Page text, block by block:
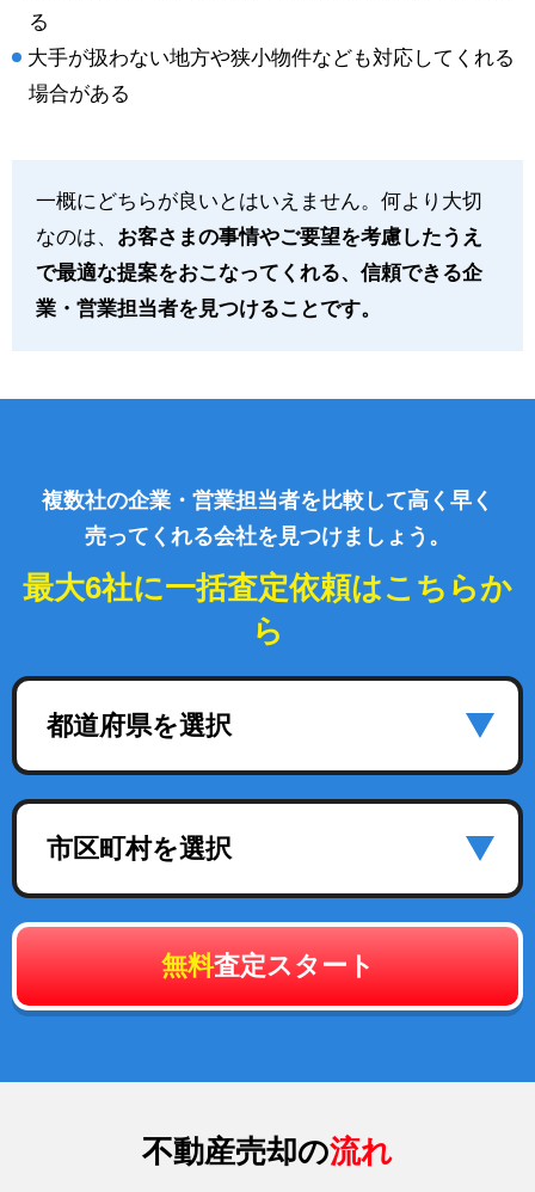
る
大手が扱わない地方や狭小物件なども対応してくれる
場合がある
一概にどちらが良いとはいえません。何より大切
なのは、 お客さまの事情やご要望を考慮したうえ
で最適な提案をおこなってくれる、信頼できる企
業・営業担当者を見つけることです。
複数社の企業・営業担当者を比較して高く早く
売ってくれる会社を見つけましょう。
最大6社に一括査定依頼はこちらか
ら
都道府県を選択
市区町村を選択
無料査定スタート
不動産売却の流れ